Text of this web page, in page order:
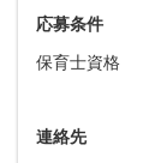
応募条件
保育士資格
連絡先